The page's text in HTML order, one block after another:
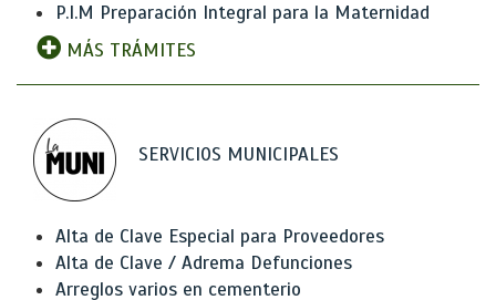
P.I.M Preparación Integral para la Maternidad
MÁS TRÁMITES
SERVICIOS MUNICIPALES
Alta de Clave Especial para Proveedores
Alta de Clave / Adrema Defunciones
Arreglos varios en cementerio